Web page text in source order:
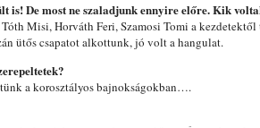
is! De most ne szaladjunk ennyire előre. Kik
Misi, Horváth Feri, Szamosi Tomi a
ütős csapatot alkottunk, jó volt a hangulat.
a korosztályos bajnokságokban….